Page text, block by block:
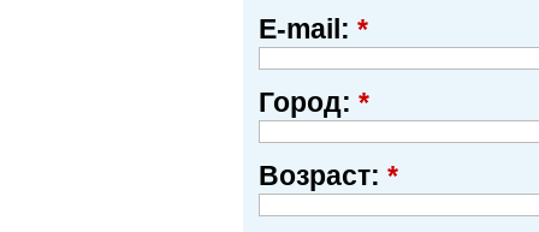
E-mail: *
Город: *
Возраст: *